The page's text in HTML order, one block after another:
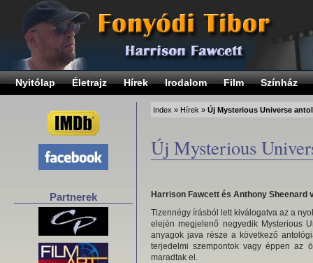
Nyitólap Életrajz Hírek Irodalom Film Színház
Partnerek
Index » Hírek » Új Mysterious Universe
Új Mysterious
Harrison Fawcett és Anthony Sheenard
Tizennégy írásból lett kiválogatva az a
elején megjelenő negyedik Mysterious
anyagok java része a következő
terjedelmi szempontok vagy éppen az
maradtak el.